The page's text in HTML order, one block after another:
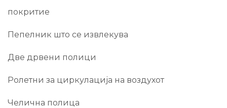
покритие
Пепелник што се извлекува
Две дрвени полици
Ролетни за циркулација на воздухот
Челична полица